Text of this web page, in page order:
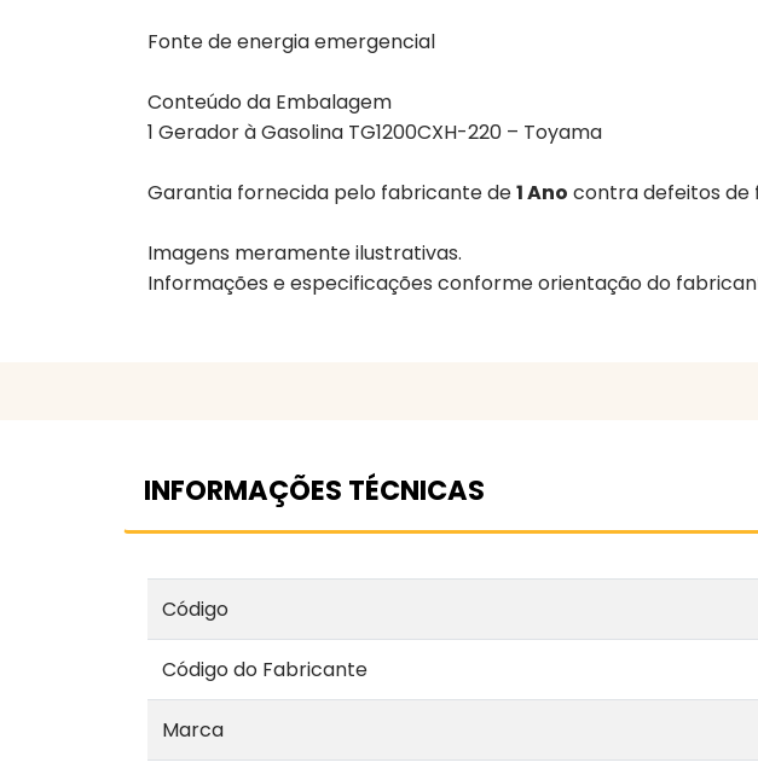
Fonte de energia emergencial
Conteúdo da Embalagem
1 Gerador à Gasolina TG1200CXH-220 – Toyama
Garantia fornecida pelo fabricante de1 Ano contra defeitos de
Imagens meramente ilustrativas.
Informações e especificações conforme orientação do
INFORMAÇÕES TÉCNICAS
Código
Código do Fabricante
Marca